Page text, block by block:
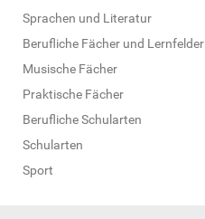
Sprachen und Literatur
Berufliche Fächer und Lernfelder
Musische Fächer
Praktische Fächer
Berufliche Schularten
Schularten
Sport